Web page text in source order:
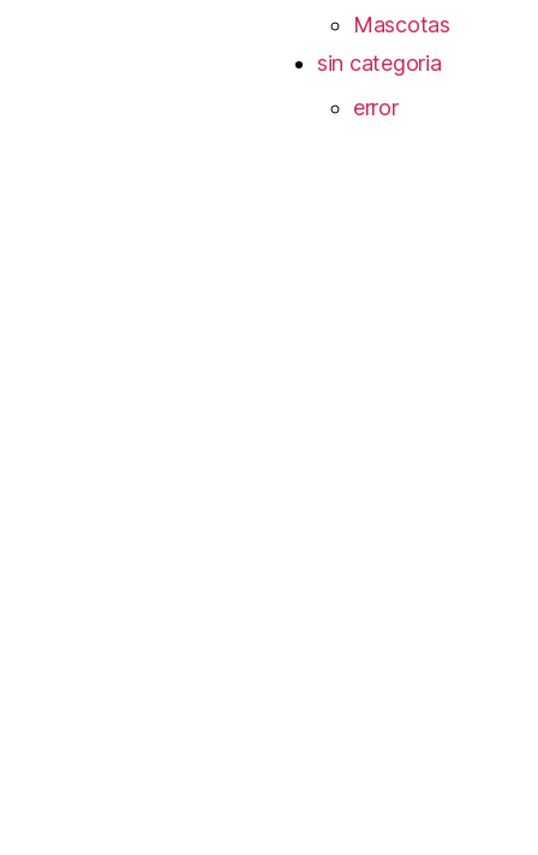
Mascotas
sin categoria
error